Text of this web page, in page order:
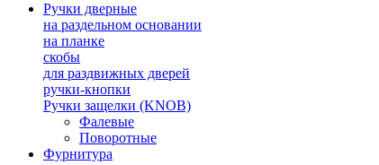
Ручки дверные
на раздельном основании
на планке
скобы
для раздвижных дверей
ручки-кнопки
Ручки защелки (KNOB)
Фалевые
Поворотные
Фурнитура